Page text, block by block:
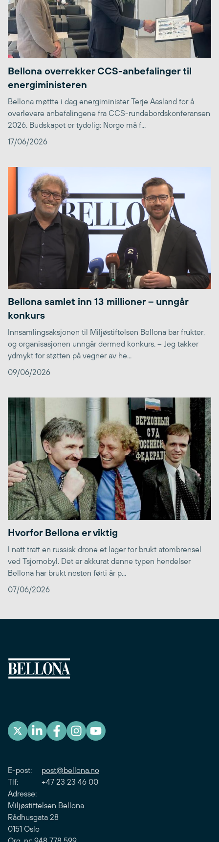
Bellona overrekker CCS-anbefalinger til
energiministeren
Bellona møttte i dag energiminister Terje Aasland for å
overlevere anbefalingene fra CCS-rundebordskonferansen
2026. Budskapet er tydelig: Norge må f...
17/06/2026
Bellona samlet inn 13 millioner – unngår
konkurs
Innsamlingsaksjonen til Miljøstiftelsen Bellona bar frukter,
og organisasjonen unngår dermed konkurs. – Jeg takker
ydmykt for støtten på vegner av he...
09/06/2026
Hvorfor Bellona er viktig
I natt traff en russisk drone et lager for brukt atombrensel
ved Tsjornobyl. Det er akkurat denne typen hendelser
Bellona har brukt nesten førti år p...
07/06/2026
E-post: post@bellona.no
Tlf: +47 23 23 46 00
Adresse:
Miljøstiftelsen Bellona
Rådhusgata 28
0151 Oslo